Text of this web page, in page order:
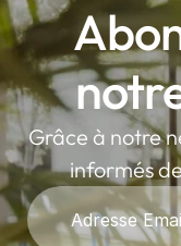
Grâce à notre
informés